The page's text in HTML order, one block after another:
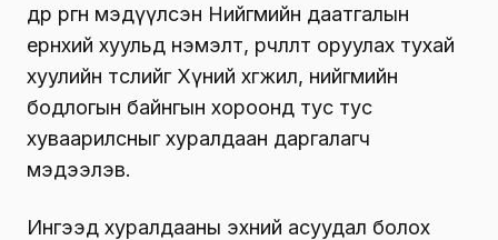
өдөр өргөн мэдүүлсэн Нийгмийн даатгалын
ерөнхий хуульд нэмэлт, өөрчлөлт оруулах тухай
хуулийн төслийг Хүний хөгжил, нийгмийн
бодлогын байнгын хороонд тус тус
хуваарилсныг хуралдаан даргалагч
мэдээлэв.
Ингээд хуралдааны эхний асуудал болох